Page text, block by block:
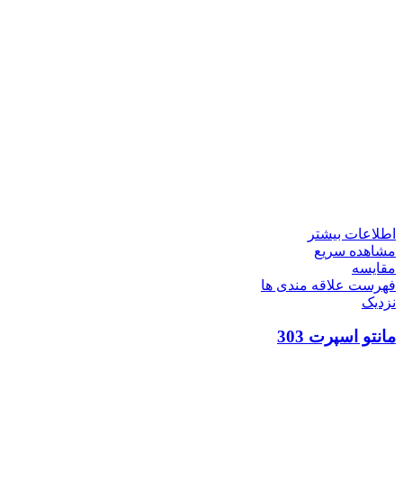
اطلاعات بیشتر
مشاهده سریع
مقایسه
فهرست علاقه مندی ها
نزدیک
مانتو اسپرت 303